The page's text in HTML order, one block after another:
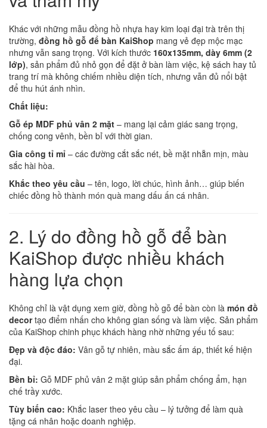
Khác với những mẫu đồng hồ nhựa hay kim loại đại trà trên thị
trường, đồng hồ gỗ để bàn KaiShop mang vẻ đẹp mộc mạc
nhưng vẫn sang trọng. Với kích thước 160x135mm, dày 6mm (2
lớp), sản phẩm đủ nhỏ gọn để đặt ở bàn làm việc, kệ sách hay tủ
trang trí mà không chiếm nhiều diện tích, nhưng vẫn đủ nổi bật
để thu hút ánh nhìn.
Chất liệu:
Gỗ ép MDF phủ vân 2 mặt – mang lại cảm giác sang trọng,
chống cong vênh, bền bỉ với thời gian.
Gia công tỉ mỉ – các đường cắt sắc nét, bề mặt nhẵn mịn, màu
sắc hài hòa.
Khắc theo yêu cầu – tên, logo, lời chúc, hình ảnh… giúp biến
chiếc đồng hồ thành món quà mang dấu ấn cá nhân.
2. Lý do đồng hồ gỗ để bàn
KaiShop được nhiều khách
hàng lựa chọn
Không chỉ là vật dụng xem giờ, đồng hồ gỗ để bàn còn là món đồ
decortạo điểm nhấn cho không gian sống và làm việc. Sản phẩm
của KaiShop chinh phục khách hàng nhờ những yếu tố sau:
Đẹp và độc đáo: Vân gỗ tự nhiên, màu sắc ấm áp, thiết kế hiện
đại.
Bền bỉ: Gỗ MDF phủ vân 2 mặt giúp sản phẩm chống ẩm, hạn
chế trầy xước.
Tùy biến cao: Khắc laser theo yêu cầu – lý tưởng để làm quà
tặng cá nhân hoặc doanh nghiệp.